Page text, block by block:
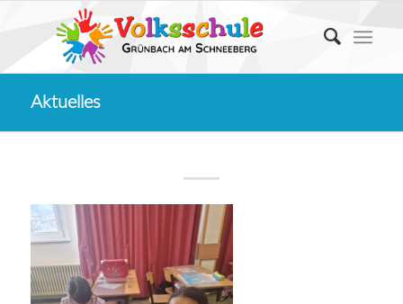
Aktuelles